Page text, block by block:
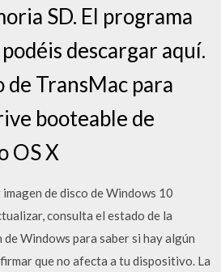
SD. El programa
descargar aquí.
TransMac para
booteable de
OS X
de disco de Windows 10
consulta el estado de la
Windows para saber si hay algún
que no afecta a tu dispositivo. La